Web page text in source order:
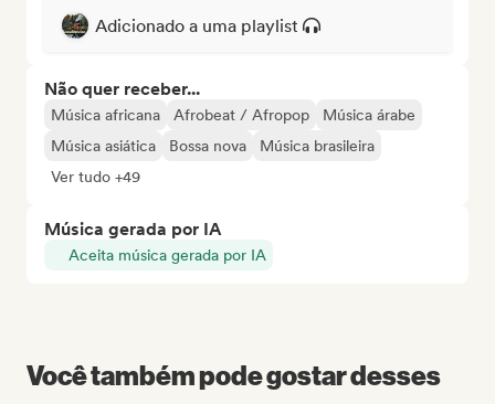
Adicionado a uma playlist
Não quer receber...
Música africana Afrobeat / Afropop
Música árabe
Música asiática
Bossa nova
Música brasileira
Ver tudo +49
Música gerada por IA
Aceita música gerada por IA
Você também pode gostar desses